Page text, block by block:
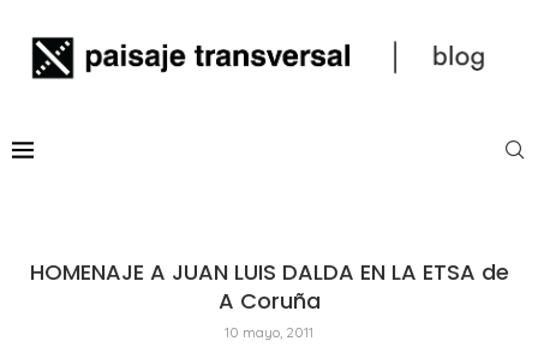
HOMENAJE A JUAN LUIS DALDA EN LA ETSA de
A Coruña
10 mayo, 2011